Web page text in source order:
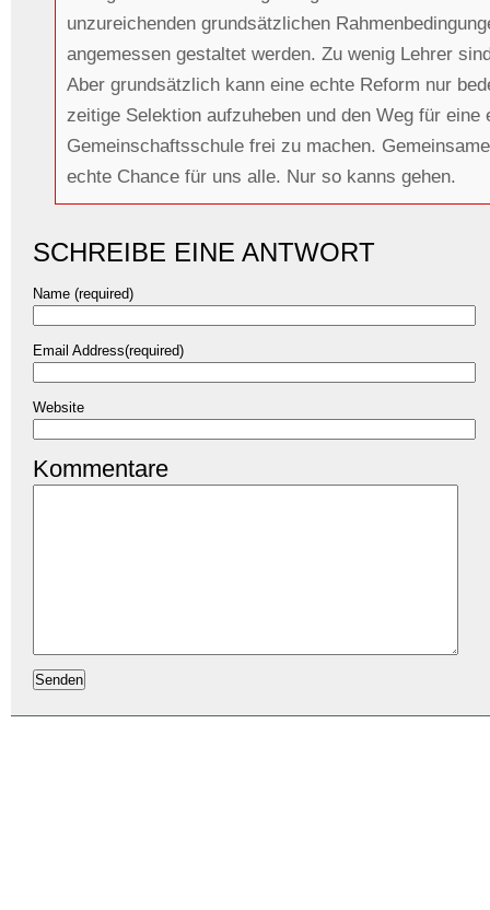
unzureichenden grundsätzlichen
angemessen gestaltet werden. Zu wenig Lehrer
Aber grundsätzlich kann eine echte Reform nur
zeitige Selektion aufzuheben und den Weg für eine
Gemeinschaftsschule frei zu machen.
echte Chance für uns alle. Nur so kanns gehen.
SCHREIBE EINE ANTWORT
Name (required)
Email Address(required)
Website
Kommentare